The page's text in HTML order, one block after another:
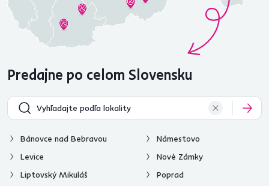
Predajne po celom Slovensku
Bánovce nad Bebravou
Levice
Liptovský Mikuláš
Námestovo
Nové Zámky
Poprad